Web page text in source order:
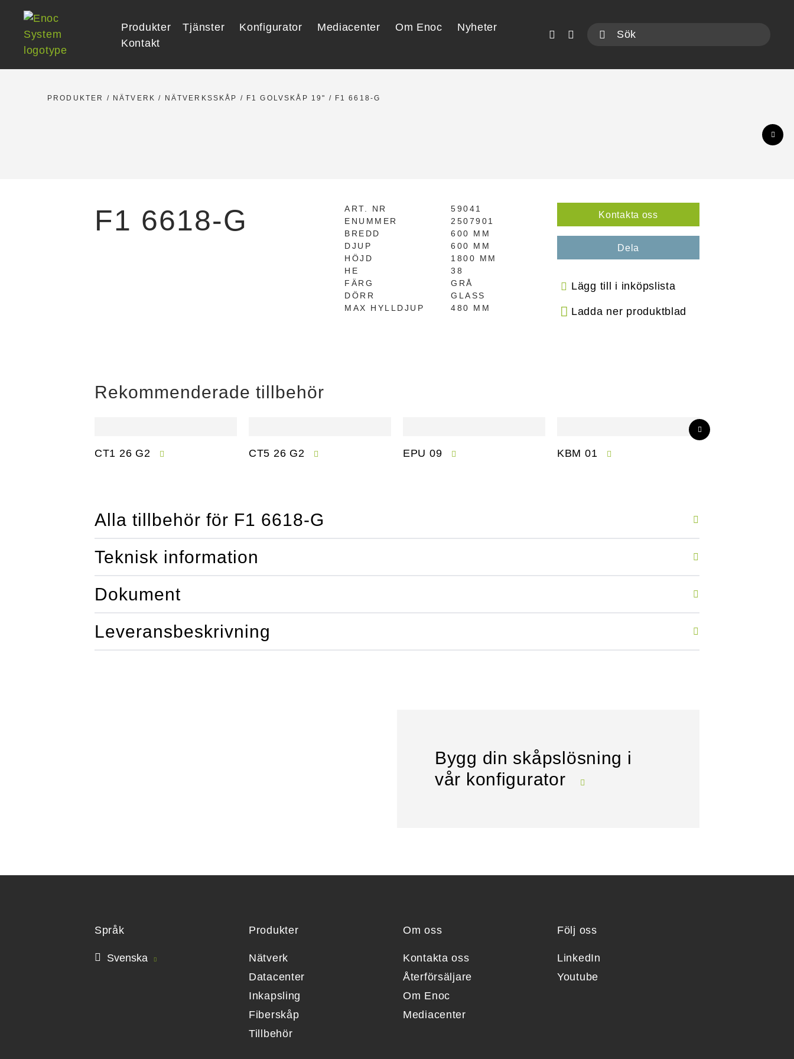
content
Produkter Tjänster Konfigurator Mediacenter Om Enoc
Nyheter
Kontakt
PRODUKTER / NÄTVERK / NÄTVERKSSKÅP / F1 GOLVSKÅP 19" / F1 6618-G
F1 6618-G ART. NR
59041
ENUMMER
2507901
BREDD
600 MM
DJUP
600 MM
HÖJD
1800 MM
HE
38
FÄRG
GRÅ
DÖRR
GLASS
MAX HYLLDJUP
480 MM
Kontakta oss
Dela
Lägg till i inköpslista
Ladda ner produktblad
Rekommenderade tillbehör
CT1 26 G2 CT5 26 G2 EPU 09 KBM 01
Alla tillbehör för F1 6618-G
Teknisk information
Dokument
Leveransbeskrivning
Bygg din skåpslösning i
vår konfigurator
Språk
Svenska
Produkter
Nätverk
Datacenter
Inkapsling
Fiberskåp
Tillbehör
Om oss
Kontakta oss
Återförsäljare
Om Enoc
Mediacenter
Följ oss
LinkedIn
Youtube